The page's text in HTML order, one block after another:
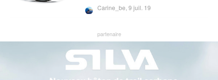
Carine_be, 9 juil. 19